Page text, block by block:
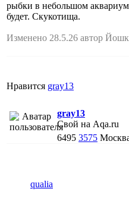
рыбки в небольшом
будет. Скукотища.
Изменено 28.5.26 автор
Нравится gray13
gray13
Свой на Aqa.ru
6495 3575
qualia